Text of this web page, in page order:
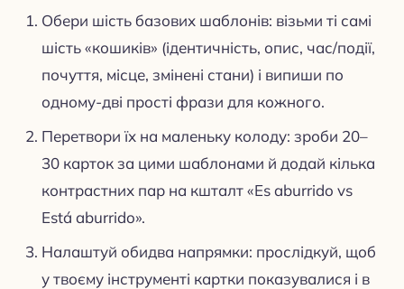
Обери шість базових шаблонів: візьми ті самі
шість «кошиків» (ідентичність, опис, час/події,
почуття, місце, змінені стани) і випиши по
одному-дві прості фрази для кожного.
Перетвори їх на маленьку колоду: зроби 20–
30 карток за цими шаблонами й додай кілька
контрастних пар на кшталт «Es aburrido vs
Está aburrido».
Налаштуй обидва напрямки: прослідкуй, щоб
у твоєму інструменті картки показувалися і в